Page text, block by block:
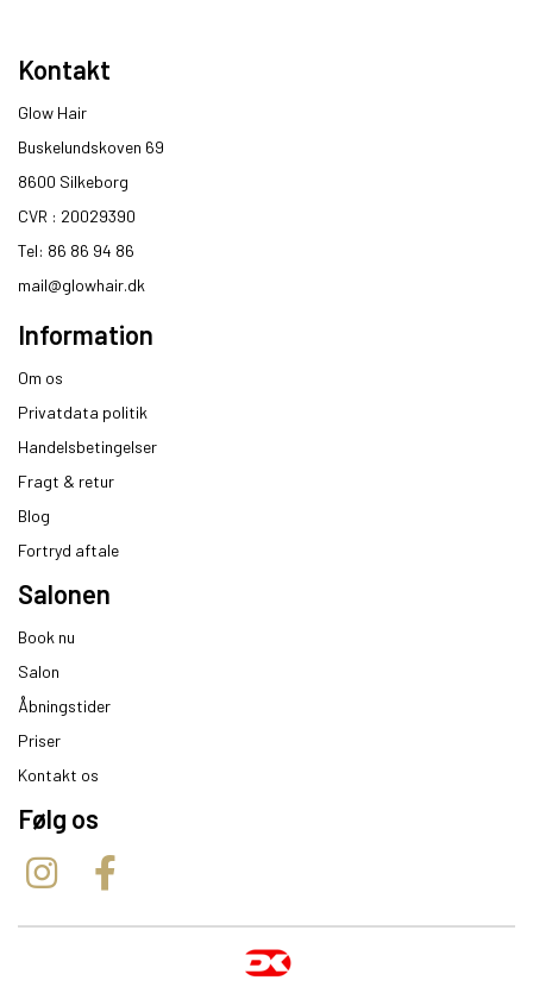
Kontakt
Glow Hair
Buskelundskoven 69
8600 Silkeborg​
CVR : 20029390​
Tel: 86 86 94 86
mail@glowhair.dk
Information
Om os
Privatdata politik
Handelsbetingelser
Fragt & retur
Blog
Fortryd aftale
Salonen
Book nu
Salon
Åbningstider
Priser
Kontakt os
Følg os